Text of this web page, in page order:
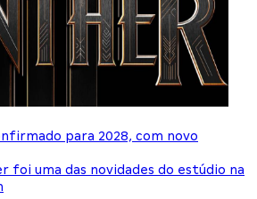
para 2028, com novo
foi uma das novidades do estúdio na